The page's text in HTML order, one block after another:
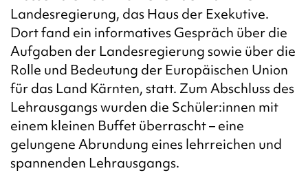
Landesregierung, das Haus der Exekutive.
Dort fand ein informatives Gespräch über die
Aufgaben der Landesregierung sowie über die
Rolle und Bedeutung der Europäischen Union
für das Land Kärnten, statt. Zum Abschluss des
Lehrausgangs wurden die Schüler:innen mit
einem kleinen Buffet überrascht – eine
gelungene Abrundung eines lehrreichen und
spannenden Lehrausgangs.